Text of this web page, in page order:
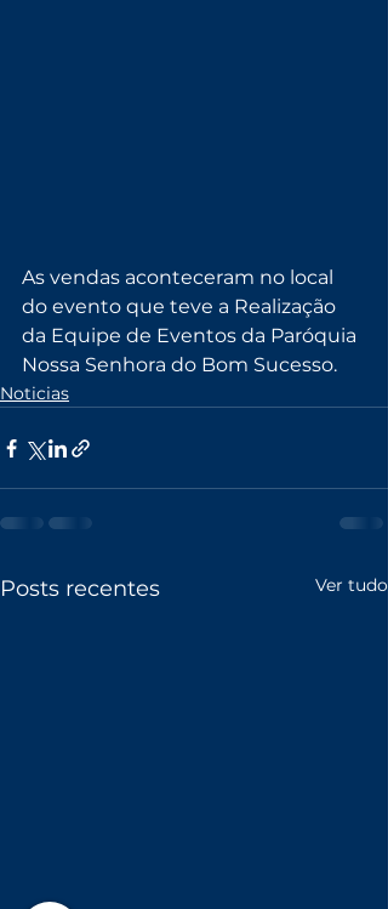
As vendas aconteceram no local
do evento que teve a Realização
da Equipe de Eventos da Paróquia
Nossa Senhora do Bom Sucesso.
Noticias
Posts recentes Ver tudo